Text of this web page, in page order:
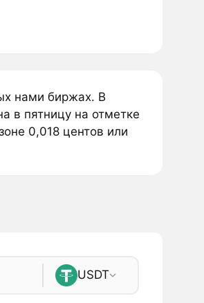
нами биржах. В
в пятницу на отметке
0,018 центов или
USDT